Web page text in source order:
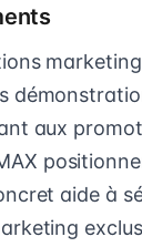
aux
aide à